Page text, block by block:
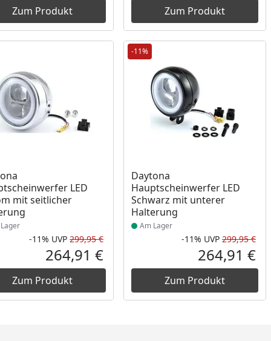
Zum Produkt Zum Produkt
Preis
LED
mit seitlicher
am Lager
Rabatt in Prozent
-11%
Ursprünglicher Preis
UVP 299,95 €
Aktueller Preis
264,91 €
Zum Produkt
-11%
Daytona
Hauptscheinwerfer LED
Schwarz mit unterer
Halterung
Produkt am Lager
Am Lager
-11% UVP 299,95 €
264,91 €
Zum Produkt